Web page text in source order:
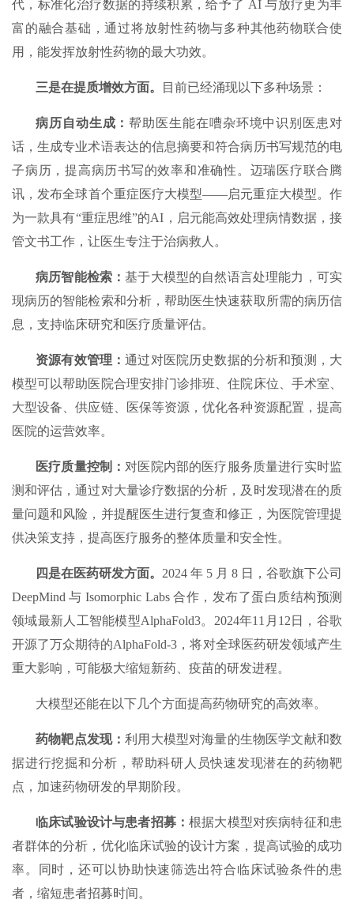
代，标准化治疗数据的持续积累，给予了 AI 与放疗更为丰
富的融合基础，通过将放射性药物与多种其他药物联合使
用，能发挥放射性药物的最大功效。
三是在提质增效方面。 目前已经涌现以下多种场景：
病历自动生成：帮助医生能在嘈杂环境中识别医患对
话，生成专业术语表达的信息摘要和符合病历书写规范的电
子病历，提高病历书写的效率和准确性。迈瑞医疗联合腾
讯，发布全球首个重症医疗大模型——启元重症大模型。作
为一款具有“重症思维”的AI，启元能高效处理病情数据，接
管文书工作，让医生专注于治病救人。
病历智能检索 ：基于大模型的自然语言处理能力，可实
现病历的智能检索和分析，帮助医生快速获取所需的病历信
息，支持临床研究和医疗质量评估。
资源有效管理：通过对医院历史数据的分析和预测，大
模型可以帮助医院合理安排门诊排班、住院床位、手术室、
大型设备、供应链、医保等资源，优化各种资源配置，提高
医院的运营效率。
医疗质量控制： 对医院内部的医疗服务质量进行实时监
测和评估，通过对大量诊疗数据的分析，及时发现潜在的质
量问题和风险，并提醒医生进行复查和修正，为医院管理提
供决策支持，提高医疗服务的整体质量和安全性。
四是在医药研发方面。 2024 年 5 月 8 日，谷歌旗下公司
DeepMind 与 Isomorphic Labs 合作，发布了蛋白质结构预测
领域最新人工智能模型AlphaFold3。2024年11月12日，谷歌
开源了万众期待的AlphaFold-3，将对全球医药研发领域产生
重大影响，可能极大缩短新药、疫苗的研发进程。
大模型还能在以下几个方面提高药物研究的高效率。
药物靶点发现：利用大模型对海量的生物医学文献和数
据进行挖掘和分析，帮助科研人员快速发现潜在的药物靶
点，加速药物研发的早期阶段。
临床试验设计与患者招募：根据大模型对疾病特征和患
者群体的分析，优化临床试验的设计方案，提高试验的成功
率。同时，还可以协助快速筛选出符合临床试验条件的患
者，缩短患者招募时间。